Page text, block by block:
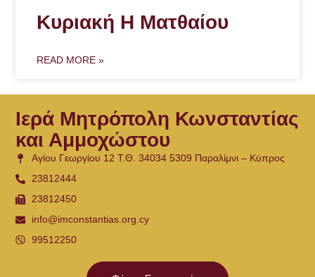
Κυριακή Η Ματθαίου
READ MORE »
Ιερά Μητρόπολη Κωνσταντίας
και Αμμοχώστου
Αγίου Γεωργίου 12 Τ.Θ. 34034 5309 Παραλίμνι – Κύπρος
23812444
23812450
info@imconstantias.org.cy
99512250